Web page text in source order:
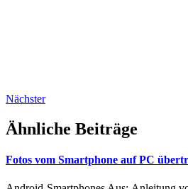
Nächster
Ähnliche Beiträge
Fotos vom Smartphone auf PC